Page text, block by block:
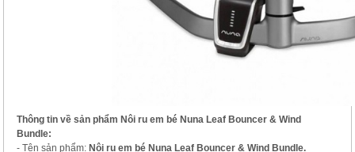
Thông tin về sản phẩm Nôi ru em bé Nuna Leaf Bouncer & Wind
Bundle:
- Tên sản phẩm: Nôi ru em bé Nuna Leaf Bouncer & Wind Bundle.